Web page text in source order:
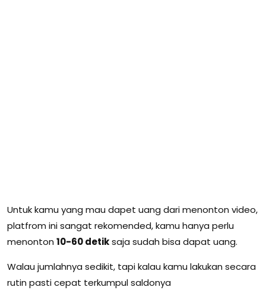
Untuk kamu yang mau dapet uang dari menonton video,
platfrom ini sangat rekomended, kamu hanya perlu
menonton 10-60 detiksaja sudah bisa dapat uang.
Walau jumlahnya sedikit, tapi kalau kamu lakukan secara
rutin pasti cepat terkumpul saldonya